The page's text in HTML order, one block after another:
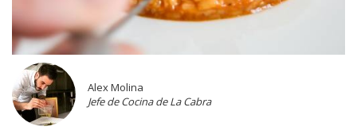
Alex Molina
Jefe de Cocina de La Cabra